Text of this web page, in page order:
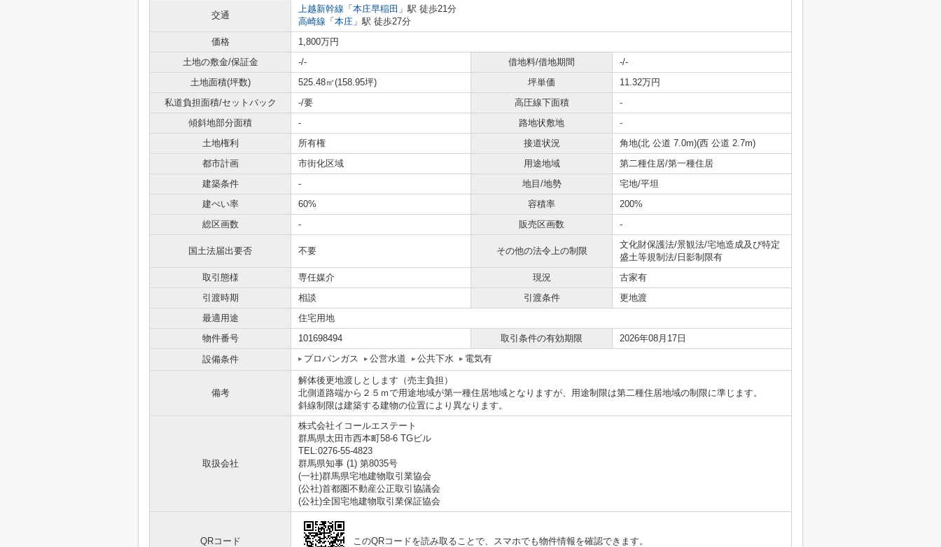
交通
上越新幹線 「 本庄早稲田 」駅 徒歩21分
高崎線 「 本庄 」駅 徒歩27分
価格
1,800万円
土地の敷金/保証金
-/- 借地料/借地期間
-/-
土地面積(坪数)
525.48㎡(158.95坪) 坪単価
11.32万円
私道負担面積/セットバック
-/要 高圧線下面積
-
傾斜地部分面積
- 路地状敷地
-
土地権利
所有権 接道状況
角地(北 公道 7.0m)(西 公道 2.7m)
都市計画
市街化区域 用途地域
第二種住居/第一種住居
建築条件
- 地目/地勢
宅地/平坦
建ぺい率
60% 容積率
200%
総区画数
- 販売区画数 -
国土法届出要否 不要 その他の法令上の制限
文化財保護法/景観法/宅地造成及び特定
盛土等規制法/日影制限有
取引態様
専任媒介 現況
古家有
引渡時期
相談 引渡条件
更地渡
最適用途
住宅用地
物件番号
101698494 取引条件の有効期限
2026年08月17日
設備条件
プロパンガス 公営水道 公共下水 電気有
備考
解体後更地渡しとします（売主負担）
北側道路端から２５ｍで用途地域が第一種住居地域となりますが、用途制限は第二種住居地域の制限に準じます。
斜線制限は建築する建物の位置により異なります。
取扱会社
株式会社イコールエステート
群馬県太田市西本町58-6 TGビル
TEL:0276-55-4823
群馬県知事 (1) 第8035号
(一社)群馬県宅地建物取引業協会
(公社)首都圏不動産公正取引協議会
(公社)全国宅地建物取引業保証協会
QRコード このQRコードを読み取ることで、スマホでも物件情報を確認できます。